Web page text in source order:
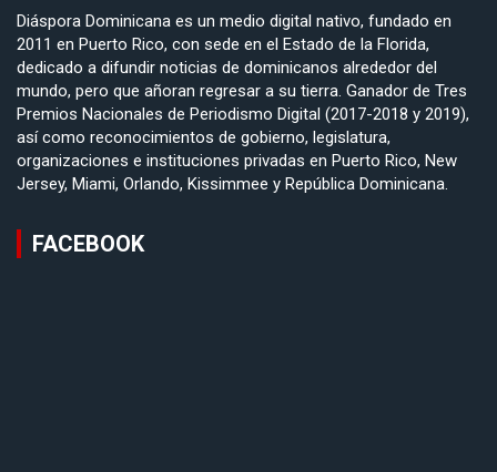
Diáspora Dominicana es un medio digital nativo, fundado en
2011 en Puerto Rico, con sede en el Estado de la Florida,
dedicado a difundir noticias de dominicanos alrededor del
mundo, pero que añoran regresar a su tierra. Ganador de Tres
Premios Nacionales de Periodismo Digital (2017-2018 y 2019),
así como reconocimientos de gobierno, legislatura,
organizaciones e instituciones privadas en Puerto Rico, New
Jersey, Miami, Orlando, Kissimmee y República Dominicana.
FACEBOOK